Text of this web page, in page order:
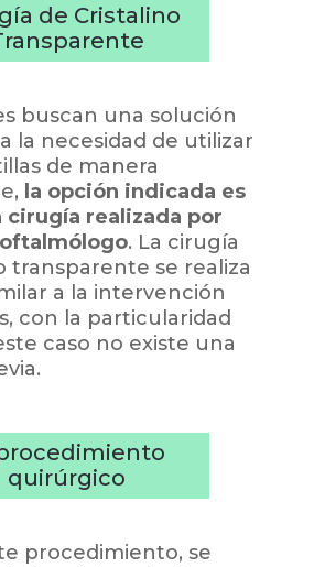
de Cristalino
buscan una solución
la necesidad de utilizar
de manera
la opción indicada es
cirugía realizada por
. La cirugía
transparente se realiza
a la intervención
con la particularidad
caso no existe una
quirúrgico
procedimiento, se